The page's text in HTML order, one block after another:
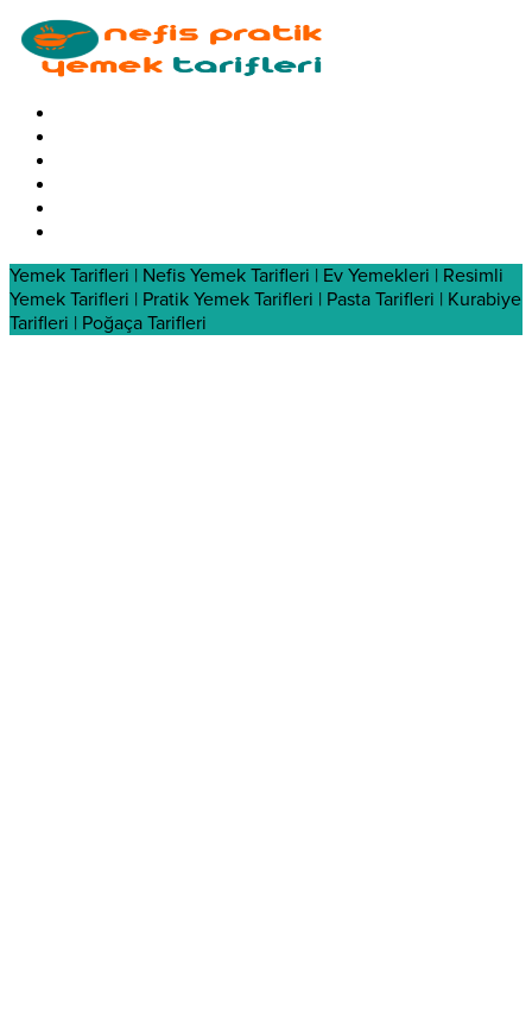
Yemek Tarifleri | Nefis Yemek Tarifleri | Ev Yemekleri | Resimli
Yemek Tarifleri | Pratik Yemek Tarifleri | Pasta Tarifleri | Kurabiye
Tarifleri | Poğaça Tarifleri